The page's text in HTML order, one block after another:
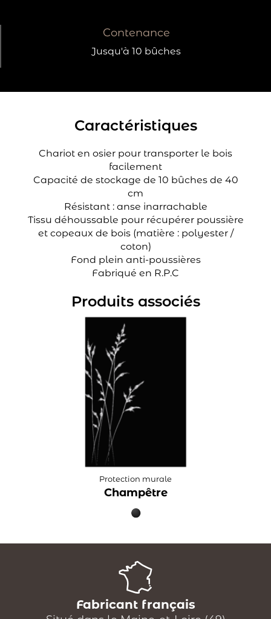
Contenance
Jusqu'à 10 bûches
Caractéristiques
Chariot en osier pour transporter le bois
facilement
Capacité de stockage de 10 bûches de 40
cm
Résistant : anse inarrachable
Tissu déhoussable pour récupérer poussière
et copeaux de bois (matière : polyester /
coton)
Fond plein anti-poussières
Fabriqué en R.P.C
Produits associés
Protection murale
Champêtre
Fabricant français